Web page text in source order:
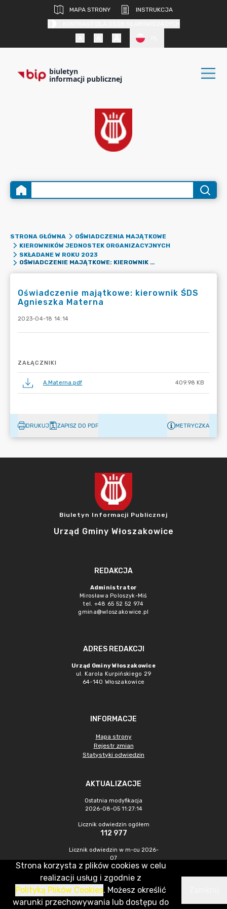
MAPA STRONY
INSTRUKCJA
biuletyn
informacji publicznej
STRONA GŁÓWNA
OŚWIADCZENIA MAJĄTKOWE
KIEROWNIKÓW JEDNOSTEK ORGANIZACYJNYCH
SKŁADANE W ROKU 2023
OŚWIADCZENIE MAJĄTKOWE: KIEROWNIK ŚDS AGNIESZKA MATERNA
Oświadczenie majątkowe: kierownik ŚDS
Agnieszka Materna
2023-04-18 14:14
ZAŁĄCZNIKI
A.Materna.pdf 409.98 KB
DRUKUJ ZAPISZ DO PDF METRYCZKA
Biuletyn Informacji Publicznej
Urząd Gminy Włoszakowice
REDAKCJA
Administrator
Mirosława Poloszyk-Miś
tel. +48 65 52 52 974
gmina@wloszakowice.pl
ADRES REDAKCJI
Urząd Gminy Włoszakowice
ul. Karola Kurpińskiego 29
64-140 Włoszakowice
INFORMACJE
Mapa strony
Rejestr zmian
Statystyki odwiedzin
AKTUALIZACJE
Ostatnia modyfikacja
2026-08-05 11:27:14
Licznik odwiedzin ogółem
112 977
Licznik odwiedzin w m-cu 2026-
07
307
CMS & Hosting: Nefeni Sp. z o.o.
Strona korzysta z plików cookies w celu
realizacji usług i zgodnie z
Polityką Plików Cookies. Możesz określić
warunki przechowywania lub dostępu do